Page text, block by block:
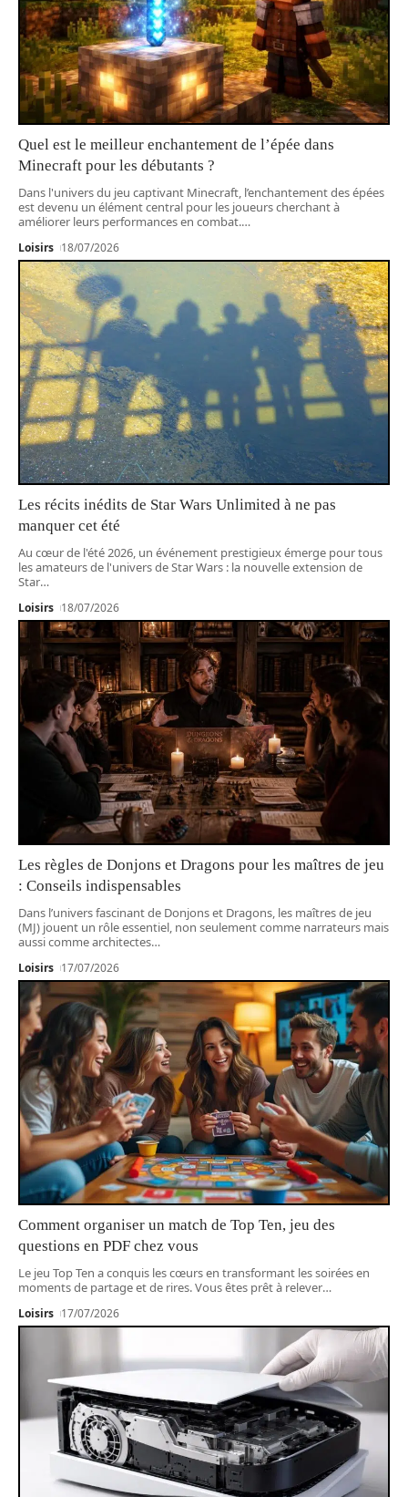
Quel est le meilleur enchantement de l’épée dans
Minecraft pour les débutants ?
Dans l'univers du jeu captivant Minecraft, l’enchantement des épées
est devenu un élément central pour les joueurs cherchant à
améliorer leurs performances en combat.…
Loisirs 18/07/2026
Les récits inédits de Star Wars Unlimited à ne pas
manquer cet été
Au cœur de l'été 2026, un événement prestigieux émerge pour tous
les amateurs de l'univers de Star Wars : la nouvelle extension de
Star…
Loisirs 18/07/2026
Les règles de Donjons et Dragons pour les maîtres de jeu
: Conseils indispensables
Dans l’univers fascinant de Donjons et Dragons, les maîtres de jeu
(MJ) jouent un rôle essentiel, non seulement comme narrateurs mais
aussi comme architectes…
Loisirs 17/07/2026
Comment organiser un match de Top Ten, jeu des
questions en PDF chez vous
Le jeu Top Ten a conquis les cœurs en transformant les soirées en
moments de partage et de rires. Vous êtes prêt à relever…
Loisirs 17/07/2026